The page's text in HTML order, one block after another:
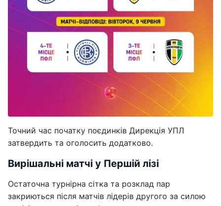
Точний час початку поєдинків Дирекція УПЛ
затвердить та оголосить додатково.
Вирішальні матчі у Першій лізі
Остаточна турнірна сітка та розклад пар
закриються після матчів лідерів другого за силою